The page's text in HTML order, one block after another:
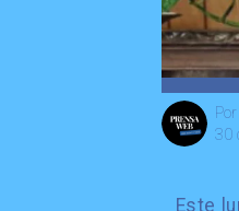
Por
30
Este